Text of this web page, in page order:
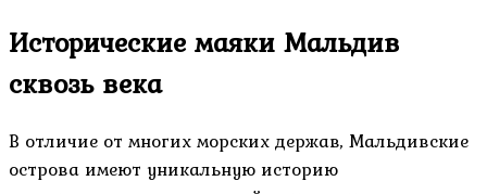
Исторические маяки Мальдив
сквозь века
В отличие от многих морских держав, Мальдивские
острова имеют уникальную историю